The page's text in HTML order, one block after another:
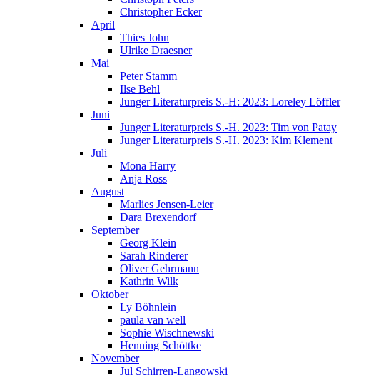
Christopher Ecker
April
Thies John
Ulrike Draesner
Mai
Peter Stamm
Ilse Behl
Junger Literaturpreis S.-H: 2023: Loreley Löffler
Juni
Junger Literaturpreis S.-H. 2023: Tim von Patay
Junger Literaturpreis S.-H. 2023: Kim Klement
Juli
Mona Harry
Anja Ross
August
Marlies Jensen-Leier
Dara Brexendorf
September
Georg Klein
Sarah Rinderer
Oliver Gehrmann
Kathrin Wilk
Oktober
Ly Böhnlein
paula van well
Sophie Wischnewski
Henning Schöttke
November
Jul Schirren-Langowski